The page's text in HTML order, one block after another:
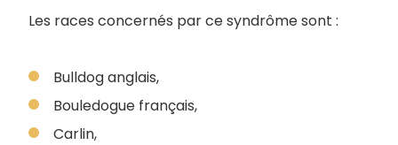
Les races concernés par ce syndrôme sont :
Bulldog anglais,
Bouledogue français,
Carlin,